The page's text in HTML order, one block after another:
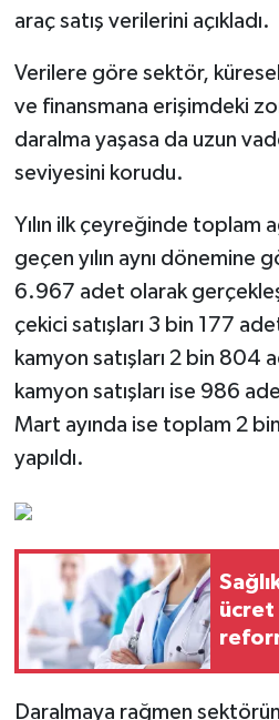
araç satış verilerini açıkladı.
Verilere göre sektör,
ve finansmana erişimdeki
daralma yaşasa da uzun
seviyesini korudu.
Yılın ilk çeyreğinde toplam
geçen yılın aynı dönemine
6.967 adet olarak
çekici satışları 3 bin 177
kamyon satışları 2 bin 804
kamyon satışları ise 986
Mart ayında ise toplam 2
yapıldı.
ücret
Daralmaya rağmen